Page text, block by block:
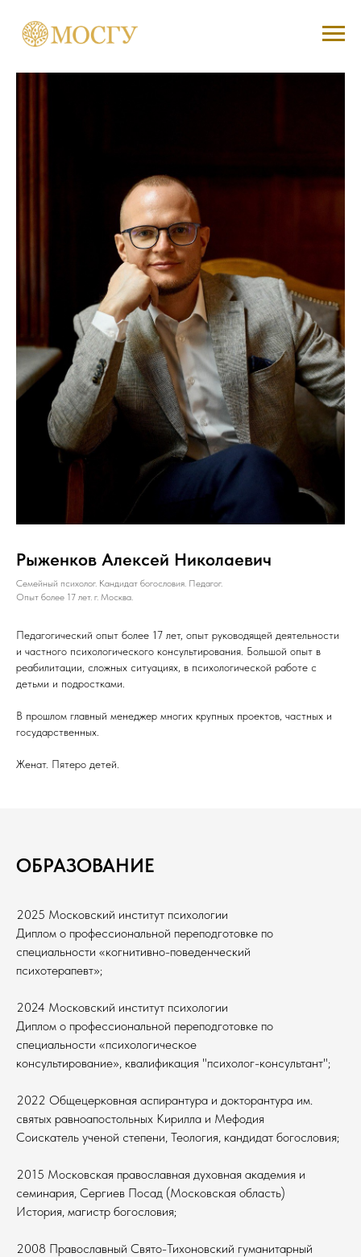
Рыженков Алексей Николаевич
Семейный психолог. Кандидат богословия. Педагог.
Опыт более 17 лет. г. Москва.
Педагогический опыт более 17 лет, опыт руководящей деятельности
и частного психологического консультирования. Большой опыт в
реабилитации, сложных ситуациях, в психологической работе с
детьми и подростками.
В прошлом главный менеджер многих крупных проектов, частных и
государственных.
Женат. Пятеро детей.
ОБРАЗОВАНИЕ
2025 Московский институт психологии
Диплом о профессиональной переподготовке по
специальности «когнитивно-поведенческий
психотерапевт»;
2024 Московский институт психологии
Диплом о профессиональной переподготовке по
специальности «психологическое
консультирование», квалификация "психолог-консультант";
2022 Общецерковная аспирантура и докторантура им.
святых равноапостольных Кирилла и Мефодия
Соискатель ученой степени, Теология, кандидат богословия;
2015 Московская православная духовная академия и
семинария, Сергиев Посад (Московская область)
История, магистр богословия;
2008 Православный Свято-Тихоновский гуманитарный